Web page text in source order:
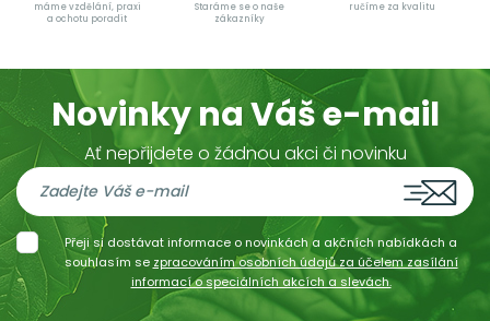
máme vzdělání, praxi
a ochotu poradit
Staráme se o naše
zákazníky
ručíme za kvalitu
Novinky na Váš e-mail
Ať nepřijdete o žádnou akci či novinku
Přeji si dostávat informace o novinkách a akčních nabídkách a
souhlasím se zpracováním osobních údajů za účelem zasílání
informací o speciálních akcích a slevách.